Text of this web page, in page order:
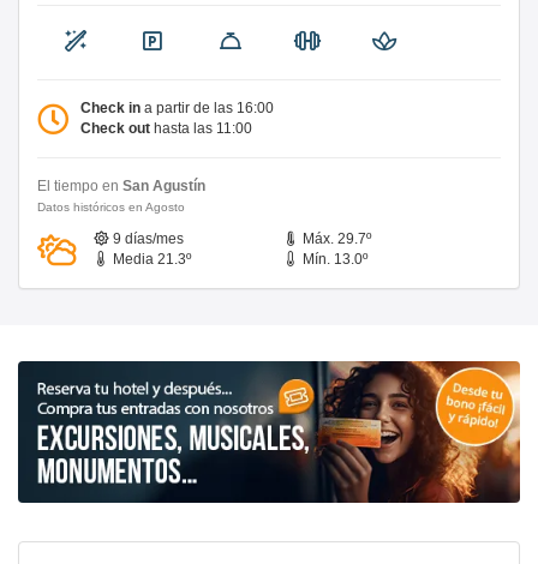
Check in a partir de las 16:00
Check out hasta las 11:00
El tiempo en San Agustín
Datos históricos en Agosto
9 días/mes
Máx. 29.7º
Media 21.3º
Mín. 13.0º